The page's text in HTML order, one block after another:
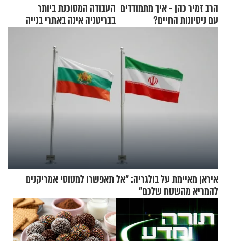
הרב זמיר כהן - איך מתמודדים
עם ניסיונות החיים?
העבודה המסוכנת ביותר
בבריטניה אינה באתרי בנייה
איראן מאיימת על בולגריה: "אל תאפשרו למטוסי אמריקנים
להמריא מהשטח שלכם"